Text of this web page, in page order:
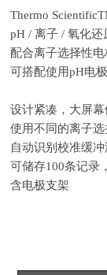
Thermo
pH / 离子 / 氧化还
配合离子选择性电
可搭配使用pH电
设计紧凑，大屏
使用不同的离子
自动识别校准缓
可储存100条记录
含电极支架